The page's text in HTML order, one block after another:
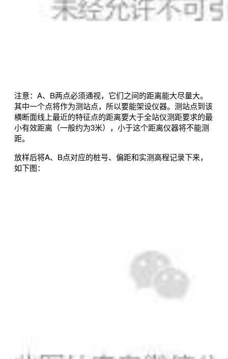
注意：A、B两点必须通视，它们之间的距离能大尽量大。
其中一个点将作为测站点，所以要能架设仪器。测站点到该
横断面线上最近的特征点的距离要大于全站仪测距要求的最
小有效距离（一般约为3米），小于这个距离仪器将不能测
距。
放样后将A、B点对应的桩号、偏距和实测高程记录下来，
如下图：